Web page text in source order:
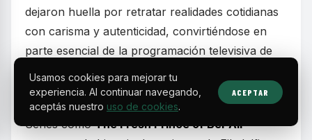
dejaron huella por retratar realidades cotidianas
con carisma y autenticidad, convirtiéndose en
parte esencial de la programación televisiva de
generación.
Series comoThe Fresh Prince of Bel-Air
Usamos cookies para mejorar tu
experiencia. Al continuar navegando,
aceptás nuestro uso de cookies.
ACEPTAR